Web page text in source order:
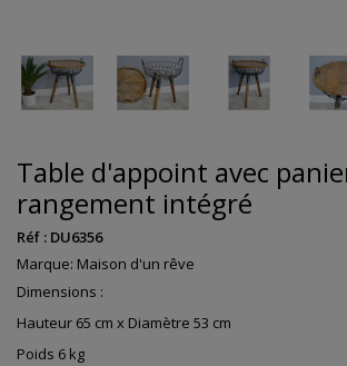
Table d'appoint avec
rangement intégré
Réf : DU6356
Marque: Maison d'un rêve
Dimensions :
Hauteur 65 cm x Diamètre 53 cm
Poids 6 kg